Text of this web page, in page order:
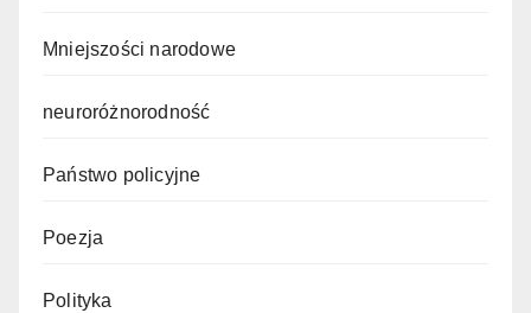
Mniejszości narodowe
neuroróżnorodność
Państwo policyjne
Poezja
Polityka